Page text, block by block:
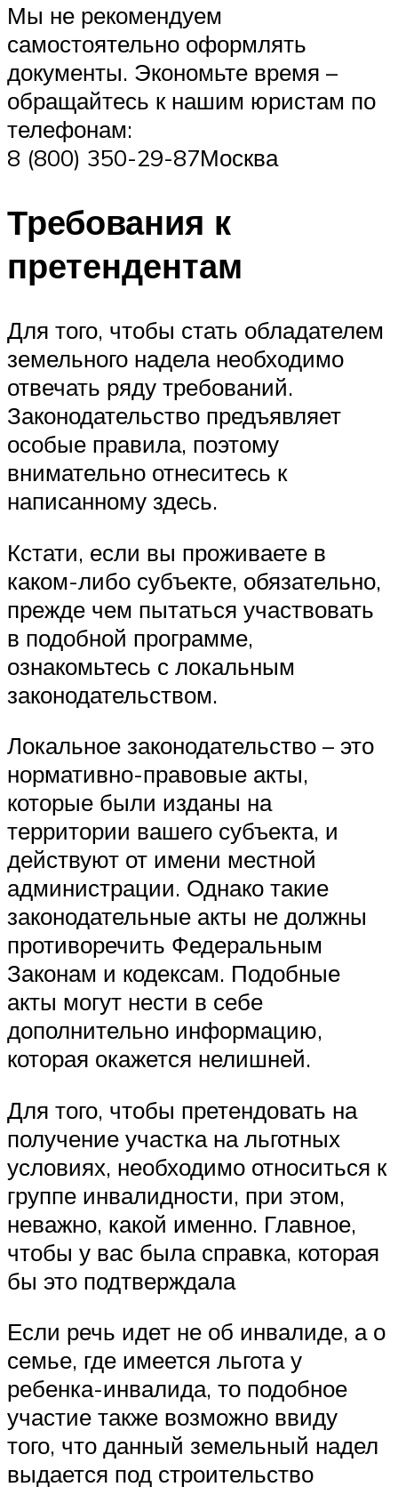
Мы не рекомендуем
самостоятельно оформлять
документы. Экономьте время –
обращайтесь к нашим юристам по
телефонам:
8 (800) 350-29-87Москва
Требования к
претендентам
Для того, чтобы стать обладателем
земельного надела необходимо
отвечать ряду требований.
Законодательство предъявляет
особые правила, поэтому
внимательно отнеситесь к
написанному здесь.
Кстати, если вы проживаете в
каком-либо субъекте, обязательно,
прежде чем пытаться участвовать
в подобной программе,
ознакомьтесь с локальным
законодательством.
Локальное законодательство – это
нормативно-правовые акты,
которые были изданы на
территории вашего субъекта, и
действуют от имени местной
администрации. Однако такие
законодательные акты не должны
противоречить Федеральным
Законам и кодексам. Подобные
акты могут нести в себе
дополнительно информацию,
которая окажется нелишней.
Для того, чтобы претендовать на
получение участка на льготных
условиях, необходимо относиться к
группе инвалидности, при этом,
неважно, какой именно. Главное,
чтобы у вас была справка, которая
бы это подтверждала
Если речь идет не об инвалиде, а о
семье, где имеется льгота у
ребенка-инвалида, то подобное
участие также возможно ввиду
того, что данный земельный надел
выдается под строительство